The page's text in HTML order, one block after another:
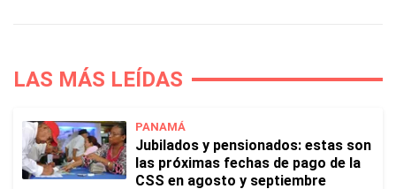
LAS MÁS LEÍDAS
PANAMÁ
Jubilados y pensionados: estas son
las próximas fechas de pago de la
CSS en agosto y septiembre